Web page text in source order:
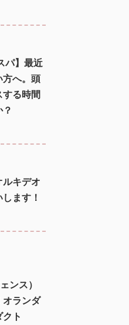
パ】最近
方へ。頭
る時間
キデオ
ます！
ンス）
オランダ
ト